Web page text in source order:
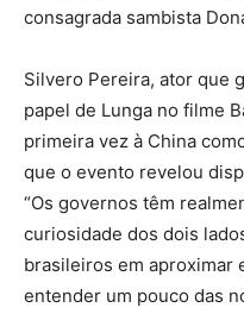
consagrada sambista
Silvero Pereira, ator que
papel de Lunga no filme
primeira vez à China
que o evento revelou
“Os governos têm
curiosidade dos dois
brasileiros em aproximar
entender um pouco das